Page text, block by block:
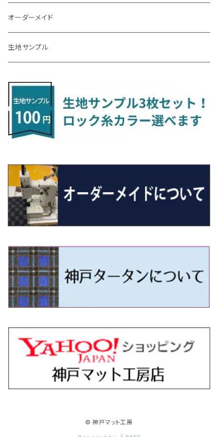
R3/7～ MXPK系
H23/9～H30/4 270系
アリオン
H23/10～R3/3 260系
アルファード/ヴェルファイアＨＶ
H27/1～R5/6 30系
R5/6～ 40系
H24/4～29/10 20系
ヴィッツ
H22/12～R2/3 130系
ヴォクシー
H26/1～R4/1 80系
R4/1～ 90系
エスクァイア
H26/10～R3/12 80系
エスティマ
H18/1～H24/5（前期）
H24/5～R1/10（後期）
エスティマ・ハイブリッド
H18/6～H24/5（前期）
H24/5～R1/10（後期）
オーリス
H24/8～H30/3 180系
カムリ
H24/5～ 160系
カローラ・クロス
カローラ・スポーツ
H29/10～
ＬＸ
H27/9～R3/10 URJ201W
ＮＸ
R3/11～ 20系
H26/10～
ＲＸ
H27/10～R4/7 20系5人乗
H29/12～R4/7 20系7人乗
R4/11～ 10系
ＵＸ
H30/11～
H24/6～ E26 3人乗
H24/6～ E26 5・6人乗
キューブ
H14/10～R2/3 Z11・Z12
キックス
R2/6~R8/6 15系(e-POWER)
R8/6～ 16系
H11/6～H16/10 Y34
サクラ
R4/5～ B6AW
シーマ
H13/1～R4/8 F50・Y51
シルビア
H3/1～H11/1 S13・S14
H11/1～H14/11 S15
シルフィ
H24/12～R3/10 TB17
ジューク
H22/6～R2/6 F15
スカイライン
H13/6～H18/11 V35
H26/2～ V37
スカイライン・クロスオーバー
H11/6～H16/10 Y34
H1/6～H11/6 Y30
セレナ
H22/11～H28/9 C26
H24/4～R4/1 S3系
H24/2～H26/9 S200系
H26/9～ S500系
シフォン
H28/12～R1/7 LA600/610
ジャスティ
H23/5～ LA100系
ソルテラ
R4/5~ XEAM10X・YEAM15X
ディアスワゴン
H21/9～R2/4 S300系
トレジア
H22/11～H28/3 120系
フォレスター
H14/2～ SG/SH/SJ/SK系
プレオ
H22/4～H30/3 L275/285
プレオプラス
H24/12～H29/5 LA300/310
レヴォーグ
H15/6～R2/8 BN/BM/BL系
レガシィアウトバック
H15/10～ BP/BR/BS/BT系
レガシィツーリングワゴン
R1/8～ GJ系
ＭＸ－３０
R2/10～ DREJ3P
アクセラ/アクセラ・スポーツ
H24/11～R1/8 GJ系
キャロル
H27/1～ HB36/37/97S
キャロルエコ
H24/11～H27/1 HB35S
スクラム
H17/9～ DG64/DG17
スクラムトラック
H25/9～ DG16T
デミオ
H19/7～R1/7 DE/DJ系
ビアンテ
H20/7～30/3 CC系
ファミリア バン
H30/6～ 160系
H24/10～ MJ系
フレアクロスオーバー
H26/1～ MS系
H14/6～ L880/LA400K
タフト
R2/6～ LA900/910S
タント
R1/7～ LA650/660
H28/11～ M900系
ハイゼット・キャディー
H28/6～R3/9 LA700V
ハイゼット・カーゴ
H16/12～ S300/S700系
ハイゼット・トラック
H11/1～ S200/S500系
ブーン
H28/4～R5/12 M700系
ミラ
H18/12～ L275/285
ミラ・イース
H23/9～ LA300系
ミラ・ココア
H30/6～ LA550/560S
ムーヴ
H26/12～R5/7 LA150/160S
ムーヴキャンバス
H28/2～ FF21S
エスクード
H17/5～H27/10 TA/TD系
エブリィ
H13/9～ DA系
クロスビー(XBEE)
H29/12～R7/10 MN71S
ジムニー
H3/6～ JA/JB系
ジムニーノマド
R7/4～ JC74W
ジムニーワイド/ジムニーシエラ
H10/1～H14/1 JB33/43W
H14/1～ JB43/74W
スイフト/スイフトスポーツ
H22/9～ スイフト
H23/12～
スペーシア/スペーシアカスタム/スペーシアギア
H25/3～R5/11
R5/11～ MK54S・MK94S
スペーシアベース
H23/1～H27/8 MA15S
H27/8～R2/12 MA26/36/46S
ハスラー
H26/1～ MR系
H25/6～H31/3 ｅｋカスタム
H31/3～ ｅｋクロス
ekクロスEV
R4/6～ B5AW
アイミーブ
H24/10～R2/12 GF系
アウトランダーＰＨＥＶ
H25/1～ GG/GN系 5人乗
エクリプスクロス/エクリプスクロスPHEV
H30/3～ GK/GL系
タウンボックス
H26/2～ DS17/64W
ディグニティ
H24/7～H29/1 BHGY51
デリカＤ：２
H23/3～ MB系
デリカＤ：３
H23/10～H31/4 BM20 7人乗
デリカＤ：５
R5/5～ B30系/BA系
パジェロ
H18/10～R1/8 7人乗ロング V90系
H29/9～R5/10 JF3/4
H24/7～H29/8 JF1/2
NBOXスラッシュ
H26/12～R2/2 JF1/2
NBOXジョイ
H24/11～R2/3 JG1・JG2
R2/11～ JG3・JG4
N-ONE e:
R7/9~ JG5
N-VAN
H30/7～ JJ1・JJ2
N-VAN e:
R6/10~ JJ3
N‐WGN/N‐WGNカスタム
H25/11～ JH1・JH2・JH3・JH4
S660
H27/4～R3/12 JW5
WR-V
R6/3～ DG5
ZR-V
H11/6～H30/7 バン HH5・HH6
H21/12～R3/4 トラック
アコード・アコードハイブリッド
H25/6～R2/2 CR系
H25/4～R3/4 AU系
R3/6～ CDD系
H16/4～28/1 １T系 トゥラン
シャラン
H23/2～ 7N系
Tクロス
R2/7～ A1D系
ティグアン
H20/9～H29/1 5NC系
トゥアレグ
H15/9～H30/4 7L/7P系
パサート
H23/5～H27/7 3CCAX
H27/7～ 3CC/3CD系
ザ・ビートル
H24/4～R3/4 16C系
ポロ
H21/10～H30/3 6RC系
H30/3～ AW系
H30/10～
H24/4～R1/6
Ｃクラス
H26/7～R4/2
ＣＬＡクラス
H27/6～R1/8
ＣＬＳクラス
H30/6～
Ｅクラス
H28/7～
ＧＬＡクラス
H26/5～R2/6
ＧＬＥクラス
R1/6～
Ｓクラス
H25/10～R3/10
Ｖクラス
H27/4～
MINIクロスオーバー
ラグマット
ラグマットセカンド（L）
ラグマットミニ（S）
オーダーメイド
生地サンプル
© 神戸マット工房